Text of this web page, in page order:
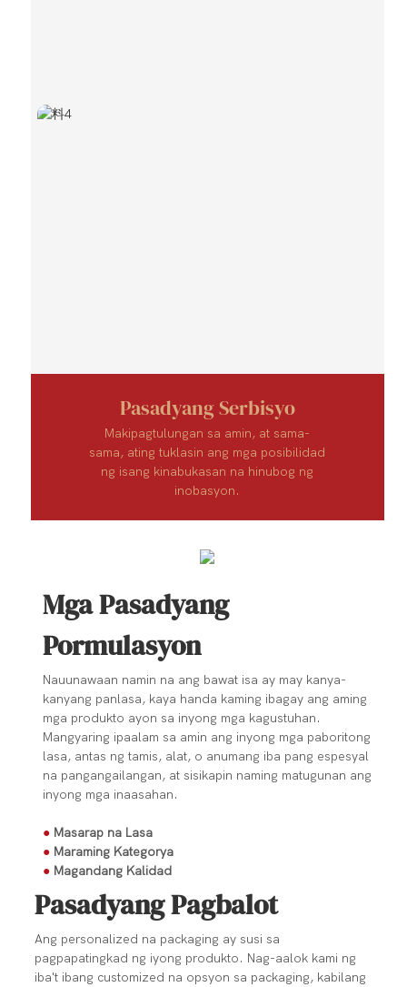
Pasadyang Serbisyo
Makipagtulungan sa amin, at sama-
sama, ating tuklasin ang mga posibilidad
ng isang kinabukasan na hinubog ng
inobasyon.
Mga Pasadyang
Pormulasyon
Nauunawaan namin na ang bawat isa ay may kanya-
kanyang panlasa, kaya handa kaming ibagay ang aming
mga produkto ayon sa inyong mga kagustuhan.
Mangyaring ipaalam sa amin ang inyong mga paboritong
lasa, antas ng tamis, alat, o anumang iba pang espesyal
na pangangailangan, at sisikapin naming matugunan ang
inyong mga inaasahan.
● Masarap na Lasa
● Maraming Kategorya
● Magandang Kalidad
Pasadyang Pagbalot
Ang personalized na packaging ay susi sa
pagpapatingkad ng iyong produkto. Nag-aalok kami ng
iba't ibang customized na opsyon sa packaging, kabilang